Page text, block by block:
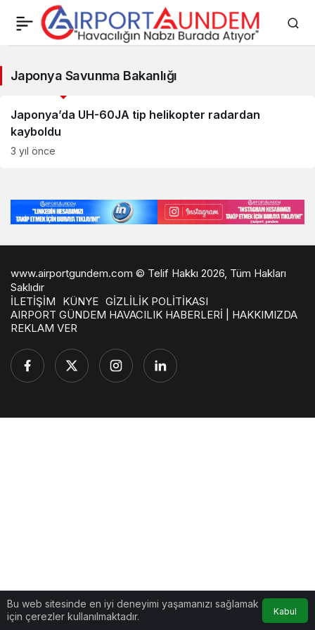
Savunma
Bakanlığı
Haberleri
Japonya Savunma Bakanlığı
Japonya’da UH-60JA tip helikopter radardan
kayboldu
3 yıl önce
Bu web sitesinde en iyi deneyimi yaşamanızı sağlamak
için çerezler kullanılmaktadır.
Kabul
www.airportgundem.com © Telif Hakkı 2026, Tüm Hakları
Saklıdır
İLETİŞİM
KÜNYE GİZLİLİK POLİTİKASI
AIRPORT GÜNDEM HAVACILIK HABERLERİ | HAKKIMIZDA
REKLAM VER